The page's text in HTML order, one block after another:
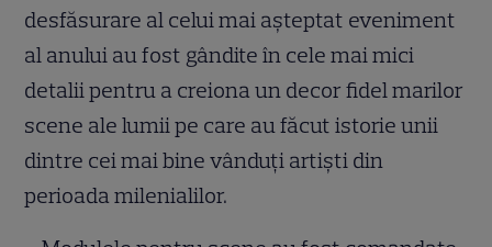
desfăsurare al celui mai așteptat eveniment
al anului au fost gândite în cele mai mici
detalii pentru a creiona un decor fidel marilor
scene ale lumii pe care au făcut istorie unii
dintre cei mai bine vânduți artiști din
perioada milenialilor.